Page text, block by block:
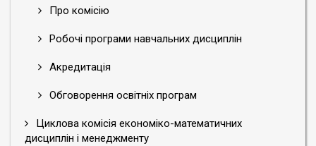
Про комісію
Робочі програми навчальних дисциплін
Акредитація
Обговорення освітніх програм
Циклова комісія економіко-математичних
дисциплін і менеджменту